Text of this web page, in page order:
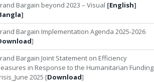
Bargain beyond 2023 – Visual [English]
]
Bargain Implementation Agenda 2025-2026
]
Bargain Joint Statement on Efficiency
in Response to the Humanitarian Funding
2025 [Download]